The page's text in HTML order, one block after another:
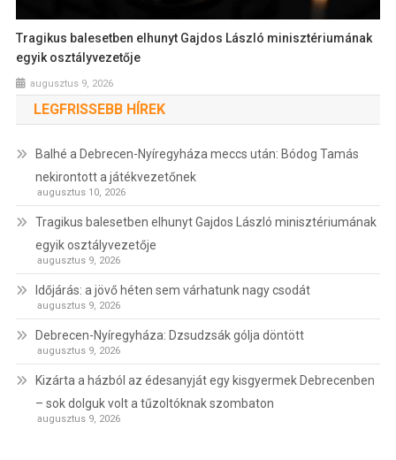
Tragikus balesetben elhunyt Gajdos László minisztériumának
egyik osztályvezetője
augusztus 9, 2026
LEGFRISSEBB HÍREK
Balhé a Debrecen-Nyíregyháza meccs után: Bódog Tamás
nekirontott a játékvezetőnek
augusztus 10, 2026
Tragikus balesetben elhunyt Gajdos László minisztériumának
egyik osztályvezetője
augusztus 9, 2026
Időjárás: a jövő héten sem várhatunk nagy csodát
augusztus 9, 2026
Debrecen-Nyíregyháza: Dzsudzsák gólja döntött
augusztus 9, 2026
Kizárta a házból az édesanyját egy kisgyermek Debrecenben
– sok dolguk volt a tűzoltóknak szombaton
augusztus 9, 2026